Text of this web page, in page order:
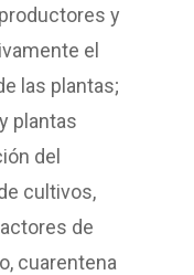
y
el
las plantas;
plantas
del
cultivos,
de
cuarentena